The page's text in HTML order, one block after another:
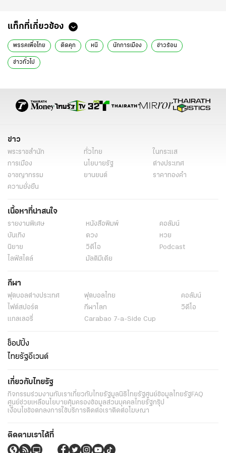
แท็กที่เกี่ยวข้อง
พรรคเพื่อไทย ติดคุก หนี นักการเมือง ข่าวร้อน
ข่าวทั่วไป
ข่าว
พระราชสำนัก ทั่วไทย
ในกระแส
การเมือง
นโยบายรัฐ
ต่างประเทศ
อาชญากรรม
ยานยนต์
ราคาทองคำ
ความยั่งยืน
เนื้อหาที่น่าสนใจ
รายงานพิเศษ หนังสือพิมพ์
คอลัมน์
บันเทิง
ดวง
หวย
นิยาย
วิดีโอ
Podcast
ไลฟ์สไตล์
มัลติมีเดีย
กีฬา
ฟุตบอลต่่างประเทศ ฟุตบอลไทย
คอลัมน์
ไฟต์สปอร์ต
กีฬาโลก
วิดีโอ
แกลเลอรี่
Carabao 7-a-Side Cup
ช็อปปิ้ง
ไทยรัฐอีเวนต์
เกี่ยวกับไทยรัฐ
กิจกรรมร่วมงานกับเราเกี่ยวกับไทยรัฐมูลนิธิไทยรัฐศูนย์ข้อมูลไทยรัฐFAQ
ศูนย์ช่วยเหลือนโยบายคุ้มครองข้อมูลส่วนบุคคลไทยรัฐกรุ๊ป
เงื่อนไขข้อตกลงการใช้บริการติดต่อเราติดต่อโฆษณา
ติดตามเราได้ที่